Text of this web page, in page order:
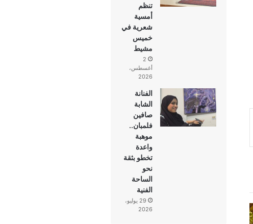
تنظم
أمسية
شعرية في
خميس
مشيط
2
أغسطس،
2026
الفنانة
الشابة
صافين
فلمبان..
موهبة
واعدة
تخطو بثقة
نحو
الساحة
الفنية
29 يوليو،
2026